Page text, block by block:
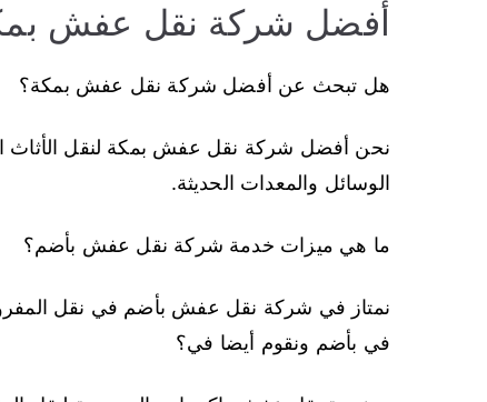
أفضل شركة نقل عفش
هل تبحث عن أفضل شركة نقل عفش بمكة؟
نحن أفضل شركة نقل عفش بمكة لنقل الأثاث
الوسائل والمعدات الحديثة.
ما هي ميزات خدمة شركة نقل عفش بأضم؟
نمتاز في شركة نقل عفش بأضم في نقل
في بأضم ونقوم أيضا في؟